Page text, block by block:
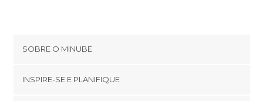
O que fazer em Valença
O que fazer em Pouso Alto
SOBRE O MINUBE
INSPIRE-SE E PLANIFIQUE